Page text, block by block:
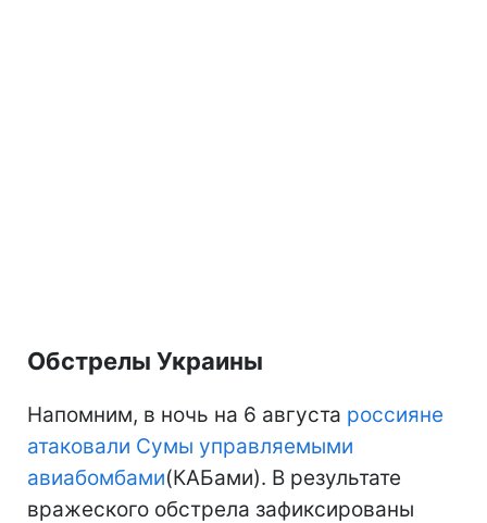
Обстрелы Украины
Напомним, в ночь на 6 августа россияне
атаковали Сумы управляемыми
авиабомбами(КАБами). В результате
вражеского обстрела зафиксированы